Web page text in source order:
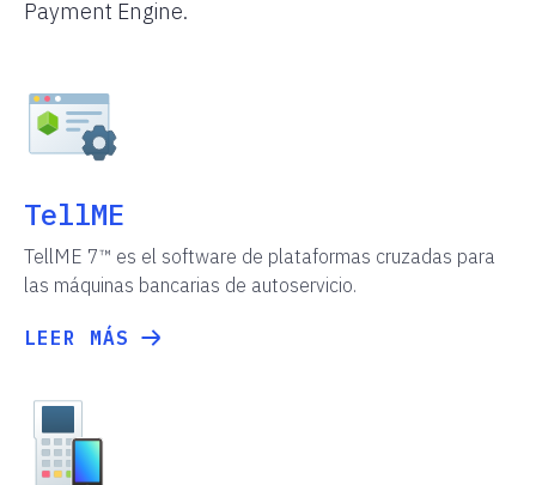
Payment Engine.
TellME
TellME 7™ es el software de plataformas cruzadas para
las máquinas bancarias de autoservicio.
LEER MÁS